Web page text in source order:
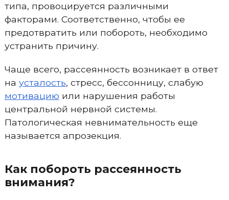
типа, провоцируется различными
факторами. Соответственно, чтобы ее
предотвратить или побороть, необходимо
устранить причину.
Чаще всего, рассеянность возникает в ответ
на усталость, стресс, бессонницу, слабую
мотивацию или нарушения работы
центральной нервной системы.
Патологическая невнимательность еще
называется апрозекция.
Как побороть рассеянность
внимания?